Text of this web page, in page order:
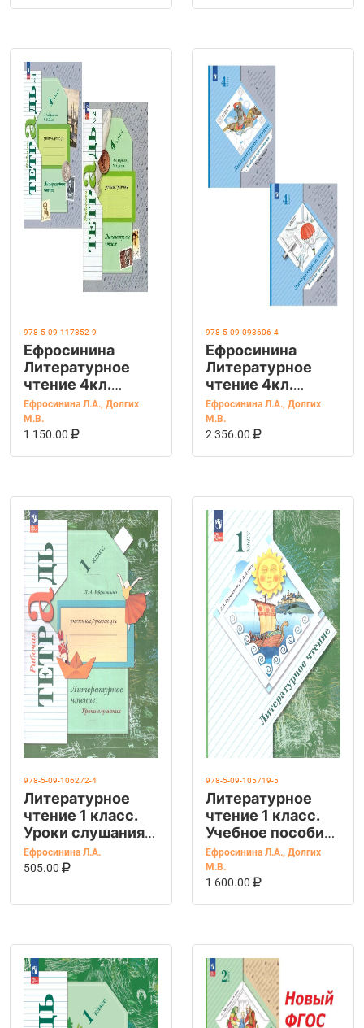
978-5-09-117352-9
Ефросинина
Литературное
чтение 4кл.
Рабочая тетрадь
в 2х частях
Ефросинина Л.А., Долгих
М.В.
1 150.00
В КОРЗИНУ
978-5-09-093606-4
Ефросинина
Литературное
чтение 4кл.
Учебная
хрестоматия в 2х
частя
Ефросинина Л.А., Долгих
М.В.
2 356.00
В КОРЗИНУ
978-5-09-106272-4
Литературное
чтение 1 класс.
Уроки слушания.
Рабочая тетрадь.
ФГОС
Ефросинина Л.А.
505.00
В КОРЗИНУ
978-5-09-105719-5
Литературное
чтение 1 класс.
Учебное пособие.
УМК
Литературное
чтение.
Ефросинина Л.А.
Ефросинина Л.А., Долгих
М.В.
1 600.00
В КОРЗИНУ